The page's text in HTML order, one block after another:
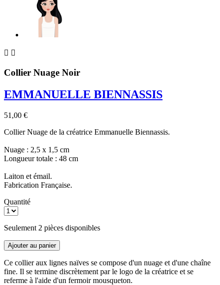
 
Collier Nuage Noir
EMMANUELLE BIENNASSIS
51,00 €
Collier Nuage de la créatrice Emmanuelle Biennassis.
Nuage : 2,5 x 1,5 cm
Longueur totale : 48 cm
Laiton et émail.
Fabrication Française.
Quantité
Seulement 2 pièces disponibles
Ajouter au panier
Ce collier aux lignes naïves se compose d'un nuage et d'une chaîne
fine. Il se termine discrètement par le logo de la créatrice et se
referme à l'aide d'un fermoir mousqueton.